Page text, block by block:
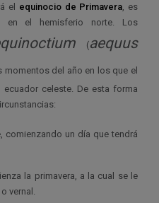
el equinocio de Primavera , es
en el hemisferio norte. Los
(aequus
momentos del año en los que el
celeste. De esta forma
comienzando un día que tendrá
la primavera, a la cual se le
vernal.